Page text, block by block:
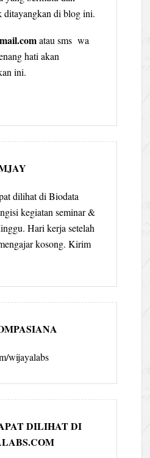
ditayangkan di blog ini.
atau sms wa
hati akan
ini.
dilihat di Biodata
kegiatan seminar &
Hari kerja setelah
kosong. Kirim
wijayalabs
DILIHAT DI